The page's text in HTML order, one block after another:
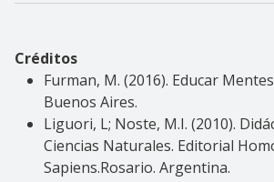
Créditos
Furman, M. (2016). Educar
Buenos Aires.
Liguori, L; Noste, M.I. (2010).
Ciencias Naturales. Editorial
Sapiens.Rosario. Argentina.